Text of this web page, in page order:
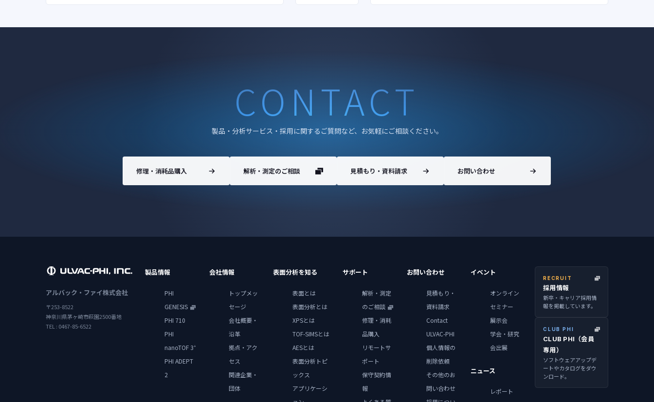
CONTACT
製品・分析サービス・採用に関するご質問など、お気軽にご相談ください。
修理・消耗品購入 解析・測定のご相談 見積もり・資料請求 お問い合わせ
アルバック・ファイ株式会社
〒253-8522
神奈川県茅ヶ崎市萩園2500番地
TEL : 0467-85-6522
製品情報
PHI
GENESIS
PHI 710
PHI
nanoTOF 3+
PHI ADEPT
2
会社情報
トップメッ
セージ
会社概要・
沿革
拠点・アク
セス
関連企業・
団体
表面分析を知る
表面とは
表面分析とは
XPSとは
TOF-SIMSとは
AESとは
表面分析トピ
ックス
アプリケーシ
サポート
解析・測定
のご相談
修理・消耗
品購入
リモートサ
ポート
保守契約情
報
お問い合わせ
見積もり・
資料請求
Contact
ULVAC-PHI
個人情報の
削除依頼
その他のお
問い合わせ
イベント
オンライン
セミナー
展示会
学会・研究
会出展
ニュース
レポート
RECRUIT
採用情報
新卒・キャリア採用情
報を掲載しています。
CLUB PHI
CLUB PHI（会員
専用）
ソフトウェアアップデ
ートやカタログをダウ
ンロード。